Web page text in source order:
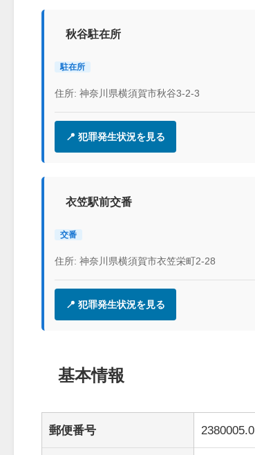
秋谷駐在所
駐在所
住所: 神奈川県横須賀市秋谷3-2-3
📍 犯罪発生状況を見る
衣笠駅前交番
交番
住所: 神奈川県横須賀市衣笠栄町2-28
📍 犯罪発生状況を見る
基本情報
郵便番号 2380005.0